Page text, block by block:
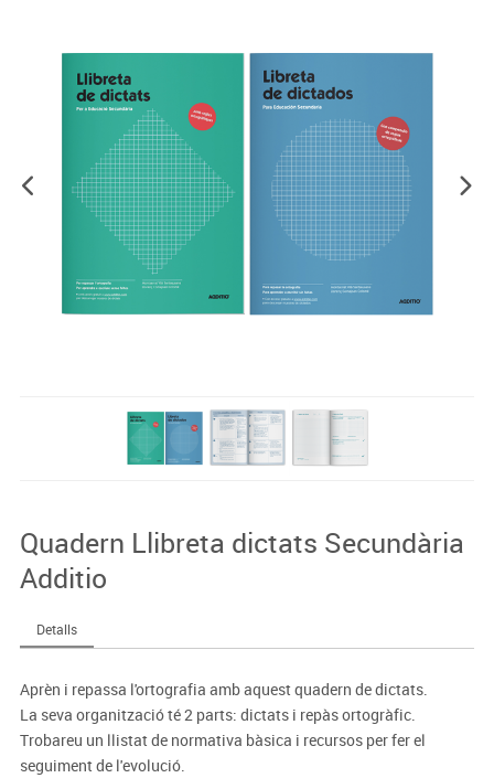
Quadern Llibreta dictats Secundària
Additio
Detalls
Aprèn i repassa l'ortografia amb aquest quadern de dictats.
La seva organització té 2 parts: dictats i repàs ortogràfic.
Trobareu un llistat de normativa bàsica i recursos per fer el
seguiment de l'evolució.